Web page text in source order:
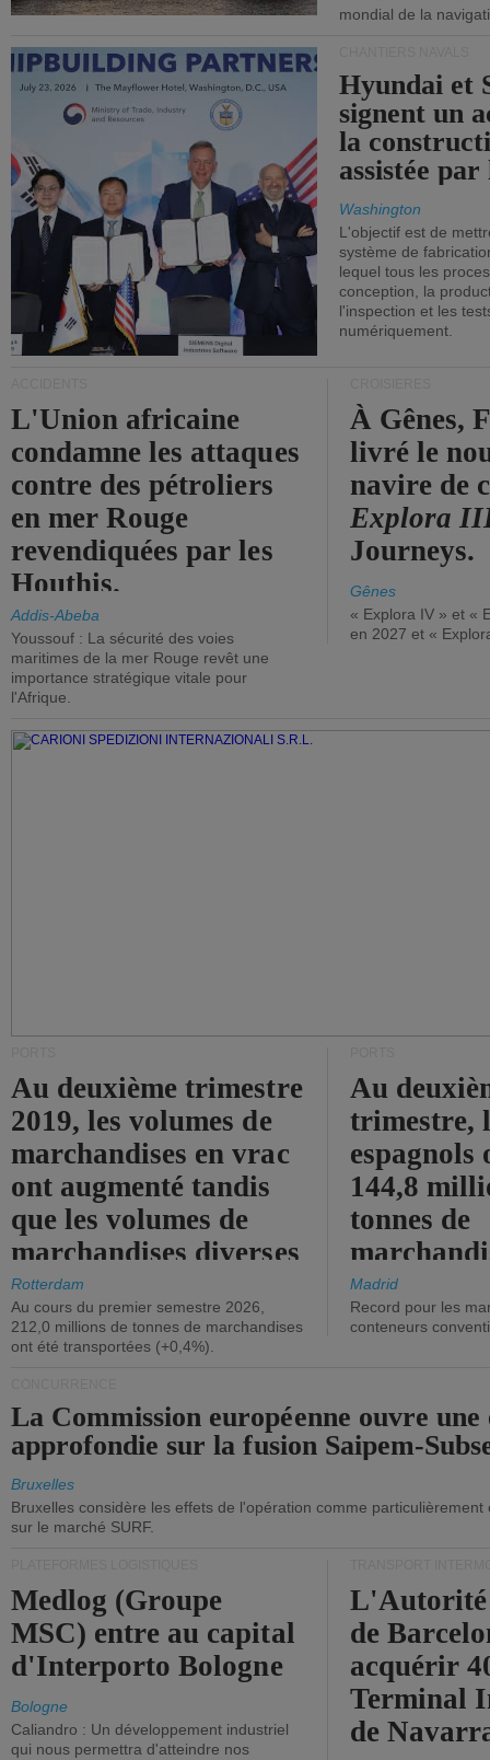
mondial de la
Hyundai et
signent un
la
assistée
Washington
L'objectif est de
système de
lequel tous les
conception, la
l'inspection et les
numériquement.
L'Union africaine
condamne les attaques
contre des pétroliers
en mer Rouge
revendiquées par les
Houthis.
Addis-Abeba
Youssouf : La sécurité des voies
maritimes de la mer Rouge revêt une
importance stratégique vitale pour
l'Afrique.
À Gênes,
livré le
navire de
Explora
Journeys.
Gênes
« Explora IV » et «
en 2027 et «
Au deuxième trimestre
2019, les volumes de
marchandises en vrac
ont augmenté tandis
que les volumes de
marchandises diverses
ont diminué.
Rotterdam
Au cours du premier semestre 2026,
212,0 millions de tonnes de marchandises
ont été transportées (+0,4%).
Au
trimestre,
144,8
tonnes de
(+2,9%).
Madrid
Record pour les
conteneurs
La Commission européenne ouvre une
approfondie sur la fusion Saipem-
Bruxelles
Bruxelles considère les effets de l'opération comme
sur le marché SURF.
Medlog (Groupe
MSC) entre au capital
d'Interporto Bologne
Bologne
Caliandro : Un développement industriel
qui nous permettra d'atteindre nos
de
acquérir
Terminal
de